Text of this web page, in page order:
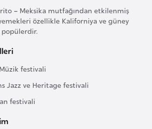
– Meksika mutfağından etkilenmiş
özellikle Kaliforniya ve güney
festivali
Jazz ve Heritage festivali
festivali